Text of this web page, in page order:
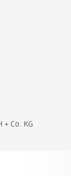
+ Co. KG